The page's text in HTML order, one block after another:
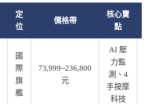
定
位
價格帶
核心賣
點
國
際
旗
艦
73,999~236,800
元
AI 壓
力監
測、4
手按摩
科技